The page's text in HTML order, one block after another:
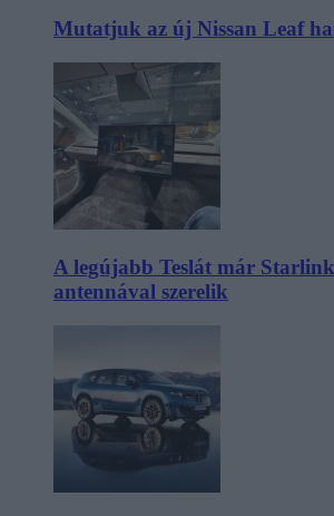
Mutatjuk az új Nissan Leaf
A legújabb Teslát már
antennával szerelik